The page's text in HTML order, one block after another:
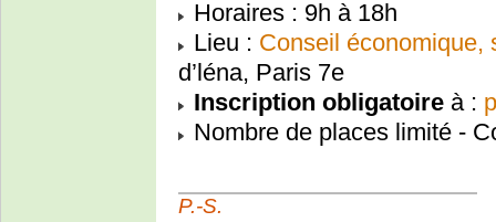
Horaires : 9h à 18h
Lieu : Conseil économique,
d’léna, Paris 7e
Inscription obligatoire à :
Nombre de places limité -
P.-S.